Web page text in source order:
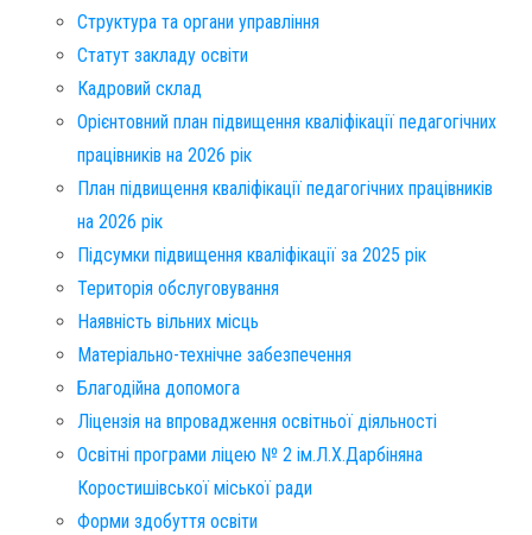
Структура та органи управління
Статут закладу освіти
Кадровий склад
Орієнтовний план підвищення кваліфікації педагогічних
працівників на 2026 рік
План підвищення кваліфікації педагогічних працівників
на 2026 рік
Підсумки підвищення кваліфікації за 2025 рік
Територія обслуговування​
Наявність вільних місць​
Матеріально-технічне забезпечення
Благодійна допомога
Ліцензія на впровадження освітньої діяльності
Освітні програми ліцею № 2 ім.Л.Х.Дарбіняна
Коростишівської міської ради
Форми здобуття освіти